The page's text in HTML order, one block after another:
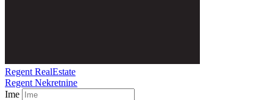
Regent RealEstate
Regent Nekretnine
Ime